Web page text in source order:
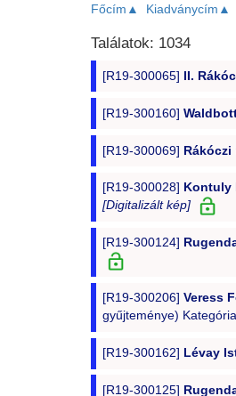
Főcím▲ Kiadványcím▲
Találatok: 1034
[R19-300065] II.
[R19-300160]
[R19-300069] Rákóczi
[R19-300028] Kontuly
[Digitalizált kép]
[R19-300124]
[R19-300206] Veress
gyűjteménye)
[R19-300162] Lévay
[R19-300125]